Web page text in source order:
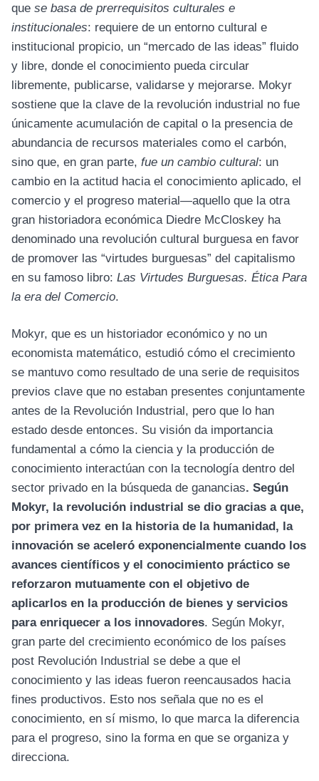
que se basa de prerrequisitos culturales e
institucionales: requiere de un entorno cultural e
institucional propicio, un “mercado de las ideas” fluido
y libre, donde el conocimiento pueda circular
libremente, publicarse, validarse y mejorarse. Mokyr
sostiene que la clave de la revolución industrial no fue
únicamente acumulación de capital o la presencia de
abundancia de recursos materiales como el carbón,
sino que, en gran parte, fue un cambio cultural: un
cambio en la actitud hacia el conocimiento aplicado, el
comercio y el progreso material—aquello que la otra
gran historiadora económica Diedre McCloskey ha
denominado una revolución cultural burguesa en favor
de promover las “virtudes burguesas” del capitalismo
en su famoso libro: Las Virtudes Burguesas. Ética Para
la era del Comercio.
Mokyr, que es un historiador económico y no un
economista matemático, estudió cómo el crecimiento
se mantuvo como resultado de una serie de requisitos
previos clave que no estaban presentes conjuntamente
antes de la Revolución Industrial, pero que lo han
estado desde entonces. Su visión da importancia
fundamental a cómo la ciencia y la producción de
conocimiento interactúan con la tecnología dentro del
sector privado en la búsqueda de ganancias. Según
Mokyr, la revolución industrial se dio gracias a que,
por primera vez en la historia de la humanidad, la
innovación se aceleró exponencialmente cuando los
avances científicos y el conocimiento práctico se
reforzaron mutuamente con el objetivo de
aplicarlos en la producción de bienes y servicios
para enriquecer a los innovadores. Según Mokyr,
gran parte del crecimiento económico de los países
post Revolución Industrial se debe a que el
conocimiento y las ideas fueron reencausados hacia
fines productivos. Esto nos señala que no es el
conocimiento, en sí mismo, lo que marca la diferencia
para el progreso, sino la forma en que se organiza y
direcciona.